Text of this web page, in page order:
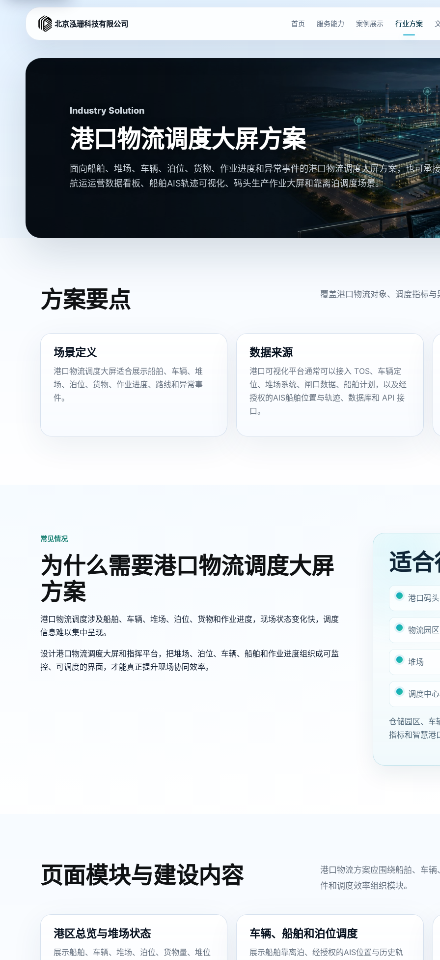
北京泓珊科技有限公司 首页 服务能力 案例展示 行业方案
Industry Solution
港口物流调度大屏方案
面向船舶、堆场、车辆、泊位、货物、作业进度和异常事件的港口物流调度大屏方案，也可承
航运运营数据看板、船舶AIS轨迹可视化、码头生产作业大屏和靠离泊调度场景。
方案要点 覆盖港口物流对象、调度指标
场景定义
港口物流调度大屏适合展示船舶、车辆、堆
场、泊位、货物、作业进度、路线和异常事
件。
数据来源
港口可视化平台通常可以接入 TOS、车辆定
位、堆场系统、闸口数据、船舶计划，以及经
授权的AIS船舶位置与轨迹、数据库和 API 接
口。
常见情况
为什么需要港口物流调度大屏
方案
港口物流调度涉及船舶、车辆、堆场、泊位、货物和作业进度，现场状态变化快，调度
信息难以集中呈现。
设计港口物流调度大屏和指挥平台，把堆场、泊位、车辆、船舶和作业进度组织成可监
控、可调度的界面，才能真正提升现场协同效率。
适
港口码头
物流园区
堆场
调度中心
仓储园区、车
指标和智慧港
页面模块与建设内容
港口物流方案应围绕船舶、车
件和调度效率组织模块。
港区总览与堆场状态
展示船舶、车辆、堆场、泊位、货物量、堆位
车辆、船舶和泊位调度
展示船舶靠离泊、经授权的AIS位置与历史轨